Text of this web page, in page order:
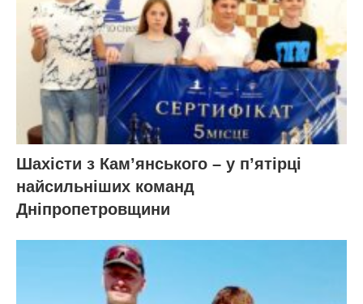
Шахісти з Кам’янського – у п’ятірці
найсильніших команд
Дніпропетровщини